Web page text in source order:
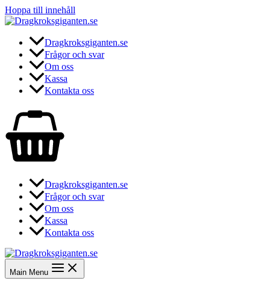
Hoppa till innehåll
Dragkroksgiganten.se
Frågor och svar
Om oss
Kassa
Kontakta oss
Dragkroksgiganten.se
Frågor och svar
Om oss
Kassa
Kontakta oss
Main Menu